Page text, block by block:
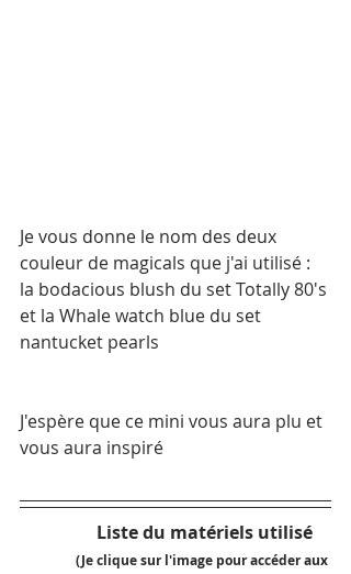
Je vous donne le nom des deux
couleur de magicals que j'ai utilisé :
la bodacious blush du set Totally 80's
et la Whale watch blue du set
nantucket pearls
J'espère que ce mini vous aura plu et
vous aura inspiré
Liste du matériels utilisé
(Je clique sur l'image pour accéder aux